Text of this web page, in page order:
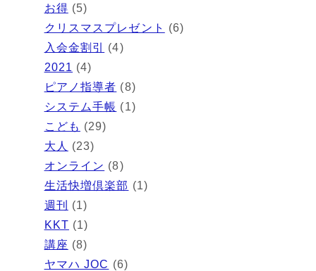
お得 (5)
クリスマスプレゼント
(6)
入会金割引
(4)
2021 (4)
ピアノ指導者 (8)
システム手帳 (1)
こども (29)
大人
(23)
オンライン (8)
生活快増倶楽部 (1)
週刊
(1)
KKT (1)
講座 (8)
ヤマハ JOC (6)